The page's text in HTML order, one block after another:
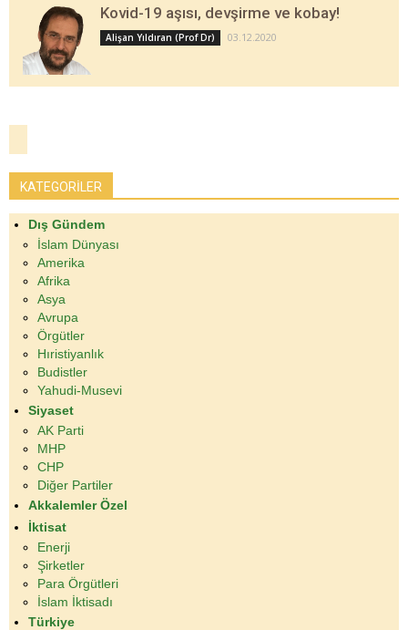
Kovid-19 aşısı, devşirme ve kobay!
Alişan Yıldıran (Prof Dr) 03.12.2020
KATEGORİLER
Dış Gündem
İslam Dünyası
Amerika
Afrika
Asya
Avrupa
Örgütler
Hıristiyanlık
Budistler
Yahudi-Musevi
Siyaset
AK Parti
MHP
CHP
Diğer Partiler
Akkalemler Özel
İktisat
Enerji
Şirketler
Para Örgütleri
İslam İktisadı
Türkiye